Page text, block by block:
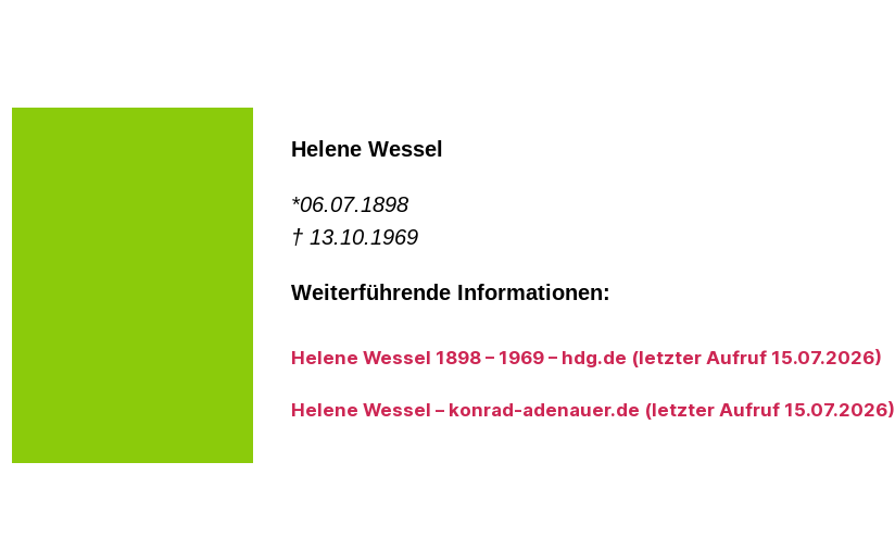
Helene Wessel
*06.07.1898
† 13.10.1969
Weiterführende Informationen:
Helene Wessel 1898 – 1969 – hdg.de (letzter Aufruf 15.07.2026)
Helene Wessel – konrad-adenauer.de (letzter Aufruf 15.07.2026)